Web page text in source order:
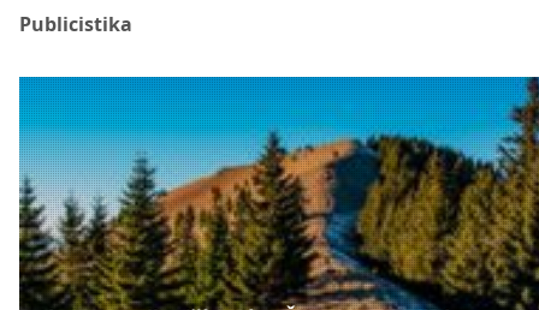
Publicistika